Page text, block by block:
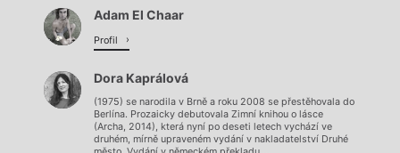
Načítá se.
Adam El Chaar
Profil
Dora Kaprálová
(1975) se narodila v Brně a roku 2008 se přestěhovala do
Berlína. Prozaicky debutovala Zimní knihou o lásce
(Archa, 2014), která nyní po deseti letech vychází ve
druhém, mírně upraveném vydání v nakladatelství Druhé